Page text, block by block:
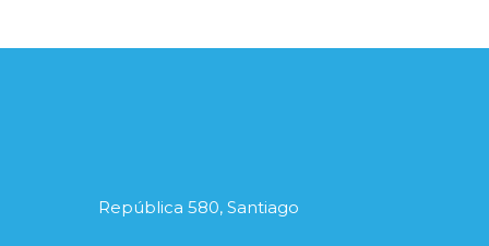
República 580, Santiago